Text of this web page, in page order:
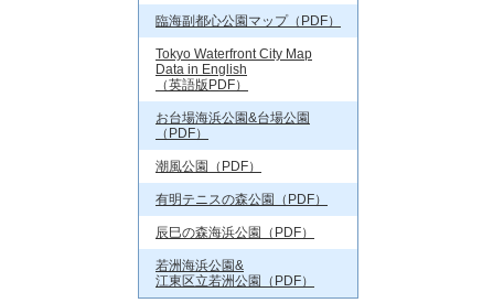
臨海副都心公園マップ（PDF）
Tokyo Waterfront City Map
Data in English
（英語版PDF）
お台場海浜公園&台場公園
（PDF）
潮風公園（PDF）
有明テニスの森公園（PDF）
辰巳の森海浜公園（PDF）
若洲海浜公園&
江東区立若洲公園（PDF）